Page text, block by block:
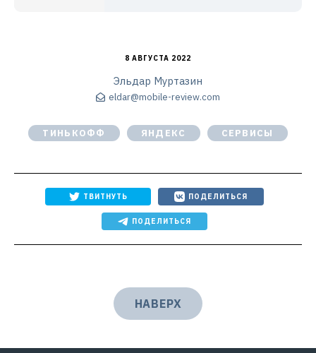
8 АВГУСТА 2022
Эльдар Муртазин
eldar@mobile-review.com
ТИНЬКОФФ ЯНДЕКС СЕРВИСЫ
ТВИТНУТЬ ПОДЕЛИТЬСЯ
ПОДЕЛИТЬСЯ
НАВЕРХ